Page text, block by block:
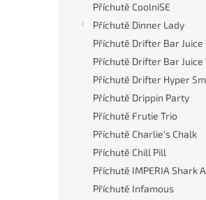
Příchutě CoolniSE
Příchutě Dinner Lady
Příchutě Drifter Bar Juice
Příchutě Drifter Bar Juice
Příchutě Drifter Hyper
Příchutě Drippin Party
Příchutě Frutie Trio
Příchutě Charlie's Chalk
Příchutě Chill Pill
Příchutě IMPERIA Shark
Příchutě Infamous